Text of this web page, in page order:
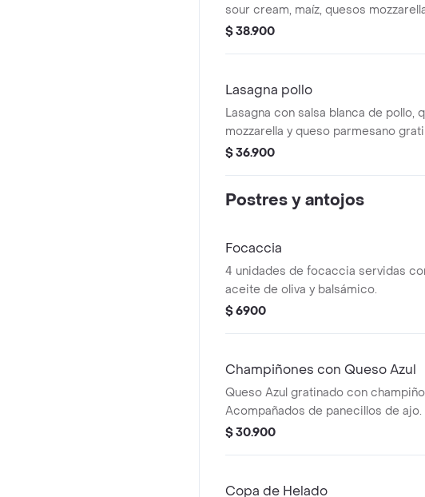
sour cream, maíz, quesos
parmesano gratinados, y 2
$ 38.900
Lasagna pollo
Lasagna con salsa blanca de pollo,
mozzarella y queso parmesano
acompañada de 2 panecillos de ajo.
$ 36.900
Postres y antojos
Focaccia
4 unidades de focaccia servidas
aceite de oliva y balsámico.
$ 6900
Champiñones con Queso Azul
Queso Azul gratinado con
Acompañados de panecillos de ajo.
$ 30.900
Copa de Helado